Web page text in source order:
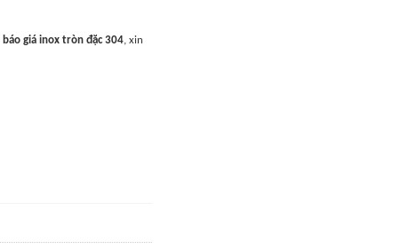
báo giá inox tròn đặc 304, xin